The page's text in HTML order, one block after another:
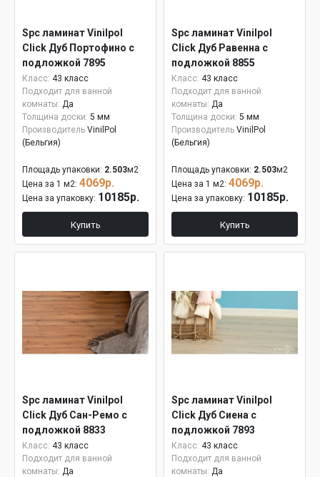
Spc ламинат Vinilpol
Click Дуб Портофино с
подложкой 7895
Класс: 43 класс
Подходит для ванной
комнаты: Да
Толщина доски: 5 мм
Производитель VinilPol
(Бельгия)
Площадь упаковки: 2.503м2
Цена за 1 м2: 4069р.
Цена за упаковку: 10185р.
Купить
Spc ламинат Vinilpol
Click Дуб Равенна с
подложкой 8855
Класс: 43 класс
Подходит для ванной
комнаты: Да
Толщина доски: 5 мм
Производитель VinilPol
(Бельгия)
Площадь упаковки: 2.503м2
Цена за 1 м2: 4069р.
Цена за упаковку: 10185р.
Купить
Spc ламинат Vinilpol
Click Дуб Сан-Ремо с
подложкой 8833
Класс: 43 класс
Подходит для ванной
комнаты: Да
Spc ламинат Vinilpol
Click Дуб Сиена с
подложкой 7893
Класс: 43 класс
Подходит для ванной
комнаты: Да